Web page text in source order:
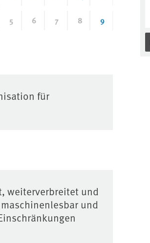
5 6 7 8 9
für
weiterverbreitet und
und